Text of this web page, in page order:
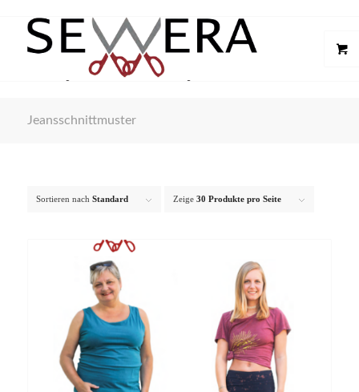
Jeansschnittmuster
Sortieren nach Standard Zeige 30 Produkte pro Seite